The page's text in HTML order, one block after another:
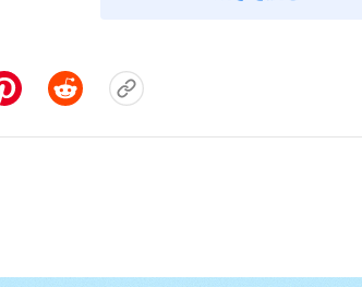
くよくあなたがたに言っておく。す
聖く、聖くない者には主が見えない
救うために裁きの働きを行ない、僕ら